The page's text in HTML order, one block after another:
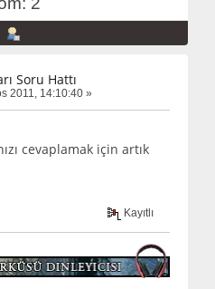
Soru Hattı
2011, 14:10:40 »
cevaplamak için artık
Kayıtlı